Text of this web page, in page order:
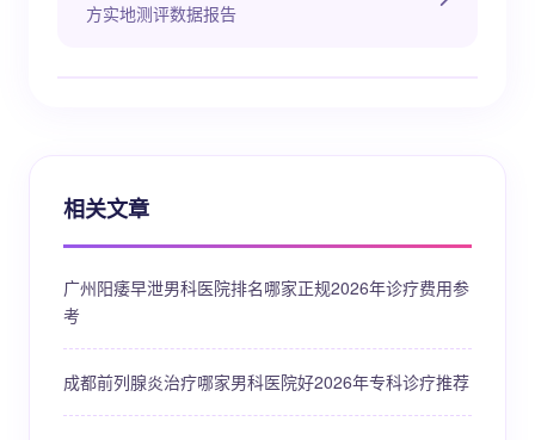
方实地测评数据报告
相关文章
广州阳痿早泄男科医院排名哪家正规2026年诊疗费用参
考
成都前列腺炎治疗哪家男科医院好2026年专科诊疗推荐